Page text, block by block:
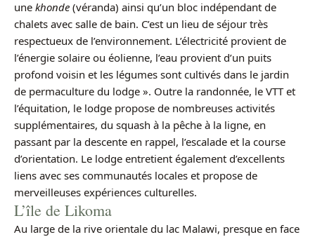
une khonde (véranda) ainsi qu’un bloc indépendant de
chalets avec salle de bain. C’est un lieu de séjour très
respectueux de l’environnement. L’électricité provient de
l’énergie solaire ou éolienne, l’eau provient d’un puits
profond voisin et les légumes sont cultivés dans le jardin
de permaculture du lodge ». Outre la randonnée, le VTT et
l’équitation, le lodge propose de nombreuses activités
supplémentaires, du squash à la pêche à la ligne, en
passant par la descente en rappel, l’escalade et la course
d’orientation. Le lodge entretient également d’excellents
liens avec ses communautés locales et propose de
merveilleuses expériences culturelles.
L’île de Likoma
Au large de la rive orientale du lac Malawi, presque en face